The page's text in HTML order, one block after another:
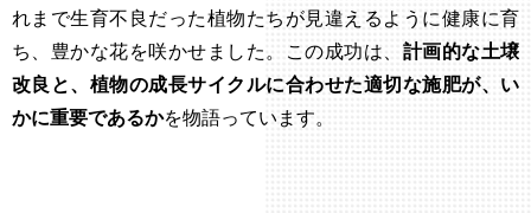
れまで生育不良だった植物たちが見違えるように健康に育
ち、豊かな花を咲かせました。この成功は、 計画的な土壌
改良と、植物の成長サイクルに合わせた適切な施肥が、い
かに重要であるかを物語っています。